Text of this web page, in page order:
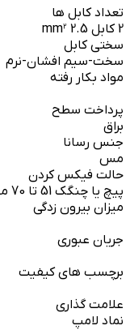
تعداد کابل ها
2 کابل 2.5 mm²
سختی کابل
سخت-سیم افشان-نرم
مواد بکار رفته
پرداخت سطح
براق
جنس رسانا
مس
حالت فیکس کردن
پیچ یا چنگک 51 تا 70 میلی متری
میزان بیرون زدگی
جریان عبوری
برچسب های کیفیت
علامت گذاری
نماد لامپ